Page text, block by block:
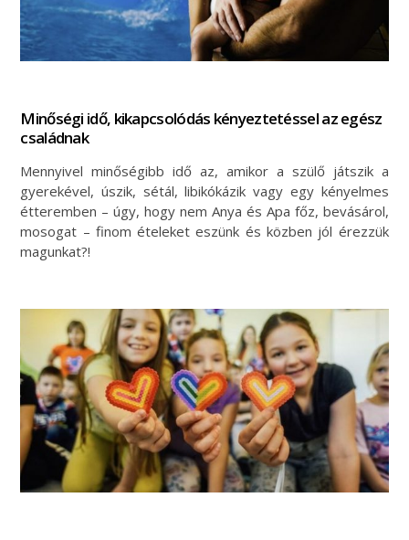
Minőségi idő, kikapcsolódás kényeztetéssel az egész
családnak
Mennyivel minőségibb idő az, amikor a szülő játszik a
gyerekével, úszik, sétál, libikókázik vagy egy kényelmes
étteremben – úgy, hogy nem Anya és Apa főz, bevásárol,
mosogat – finom ételeket eszünk és közben jól érezzük
magunkat?!